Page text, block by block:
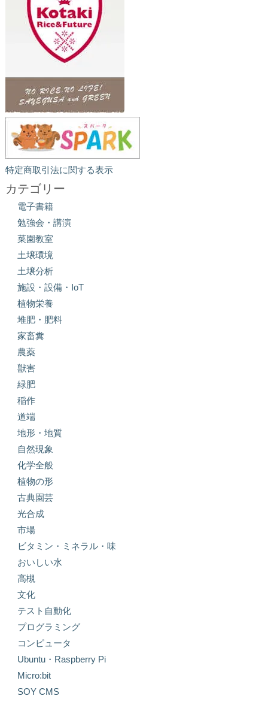
特定商取引法に関する表示
カテゴリー
電子書籍
勉強会・講演
菜園教室
土壌環境
土壌分析
施設・設備・IoT
植物栄養
堆肥・肥料
家畜糞
農薬
獣害
緑肥
稲作
道端
地形・地質
自然現象
化学全般
植物の形
古典園芸
光合成
市場
ビタミン・ミネラル・味
おいしい水
高槻
文化
テスト自動化
プログラミング
コンピュータ
Ubuntu・Raspberry Pi
Micro:bit
SOY CMS